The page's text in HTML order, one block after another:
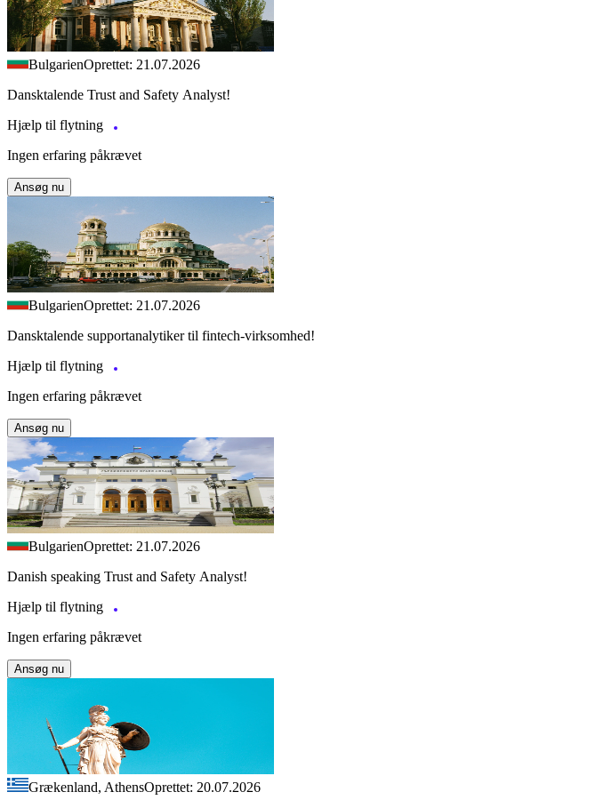
BulgarienOprettet: 21.07.2026
Dansktalende Trust and Safety Analyst!
Hjælp til flytning
Ingen erfaring påkrævet
Ansøg nu
BulgarienOprettet: 21.07.2026
Dansktalende supportanalytiker til fintech-virksomhed!
Hjælp til flytning
Ingen erfaring påkrævet
Ansøg nu
BulgarienOprettet: 21.07.2026
Danish speaking Trust and Safety Analyst!
Hjælp til flytning
Ingen erfaring påkrævet
Ansøg nu
Grækenland, AthensOprettet: 20.07.2026